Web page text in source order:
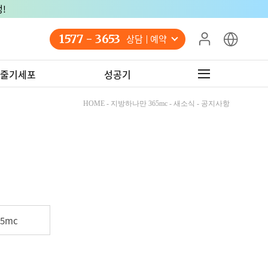
!
1577 - 3653 상담 예약
기세포 성공기
HOME - 지방하나만 365mc - 새소식 - 공지사항